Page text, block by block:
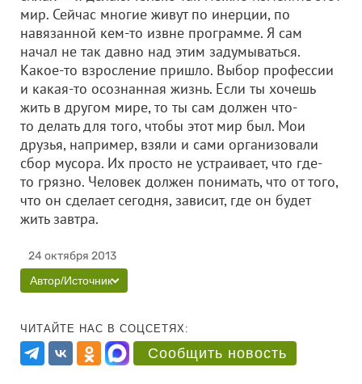
мир. Сейчас многие живут по инерции, по
навязанной кем-то извне программе. Я сам
начал не так давно над этим задумываться.
Какое-то взросление пришло. Выбор профессии
и какая-то осознанная жизнь. Если ты хочешь
жить в другом мире, то ты сам должен что-
то делать для того, чтобы этот мир был. Мои
друзья, например, взяли и сами организовали
сбор мусора. Их просто не устраивает, что где-
то грязно. Человек должен понимать, что от того,
что он сделает сегодня, зависит, где он будет
жить завтра.
24 октября 2013
Автор/Источник
ЧИТАЙТЕ НАС В СОЦСЕТЯХ:
Сообщить новость